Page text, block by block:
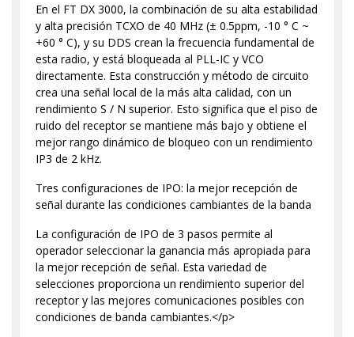
En el FT DX 3000, la combinación de su alta estabilidad
y alta precisión TCXO de 40 MHz (± 0.5ppm, -10 ° C ~
+60 ° C), y su DDS crean la frecuencia fundamental de
esta radio, y está bloqueada al PLL-IC y VCO
directamente. Esta construcción y método de circuito
crea una señal local de la más alta calidad, con un
rendimiento S / N superior. Esto significa que el piso de
ruido del receptor se mantiene más bajo y obtiene el
mejor rango dinámico de bloqueo con un rendimiento
IP3 de 2 kHz.
Tres configuraciones de IPO: la mejor recepción de
señal durante las condiciones cambiantes de la banda
La configuración de IPO de 3 pasos permite al
operador seleccionar la ganancia más apropiada para
la mejor recepción de señal. Esta variedad de
selecciones proporciona un rendimiento superior del
receptor y las mejores comunicaciones posibles con
condiciones de banda cambiantes.</p>